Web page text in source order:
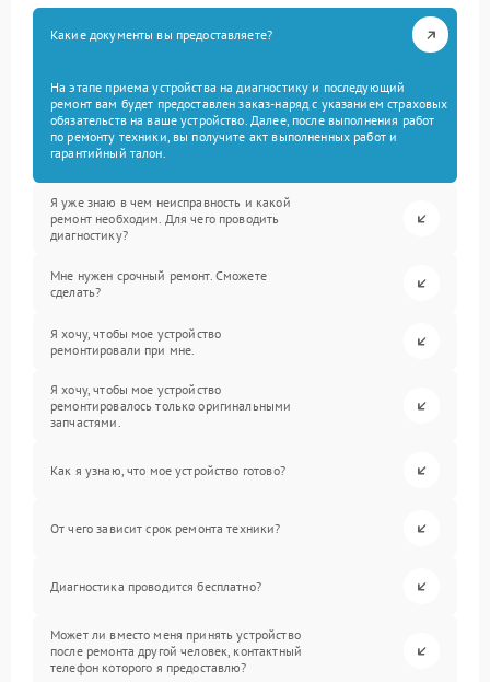
Какие документы вы предоставляете?
На этапе приема устройства на диагностику и последующий
ремонт вам будет предоставлен заказ-наряд с указанием страховых
обязательств на ваше устройство. Далее, после выполнения работ
по ремонту техники, вы получите акт выполненных работ и
гарантийный талон.
Я уже знаю в чем неисправность и какой
ремонт необходим. Для чего проводить
диагностику?
Мне нужен срочный ремонт. Сможете
сделать?
Я хочу, чтобы мое устройство
ремонтировали при мне.
Я хочу, чтобы мое устройство
ремонтировалось только оригинальными
запчастями.
Как я узнаю, что мое устройство готово?
От чего зависит срок ремонта техники?
Диагностика проводится бесплатно?
Может ли вместо меня принять устройство
после ремонта другой человек, контактный
телефон которого я предоставлю?